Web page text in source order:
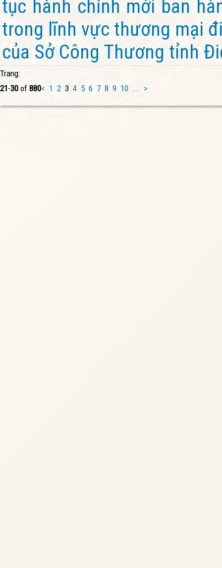
tục hành chính mới ban
trong lĩnh vực thương mại
của Sở Công Thương tỉnh
Trang:
21-30 of 880< 1 2 3 4 5 6 7 8 9 10 ... >